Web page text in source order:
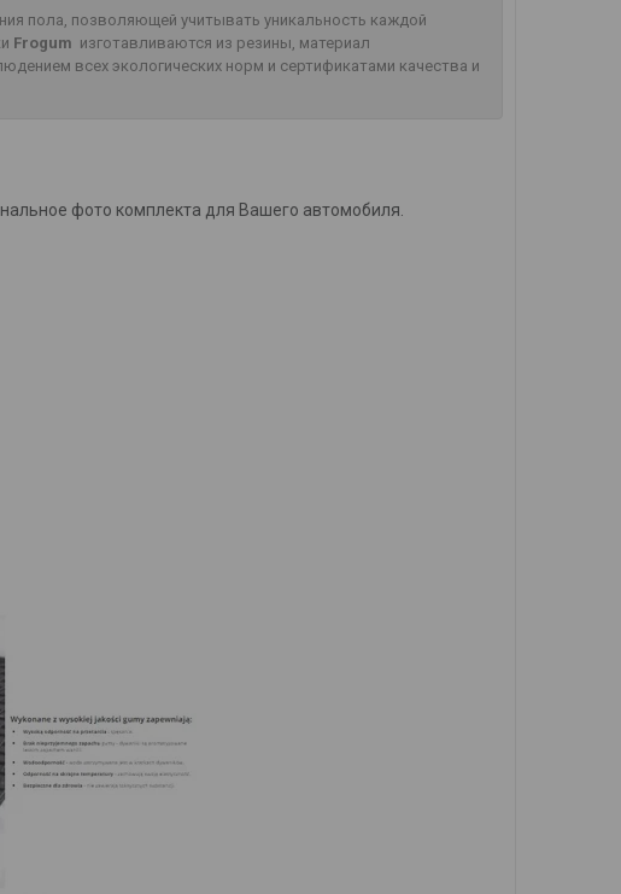
пола, позволяющей учитывать уникальность каждой
Frogum изготавливаются из резины, материал
всех экологических норм и сертификатами качества и
фото комплекта для Вашего автомобиля.